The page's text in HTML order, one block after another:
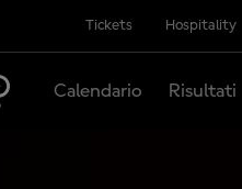
Tickets Hospitality
Calendario Risultati